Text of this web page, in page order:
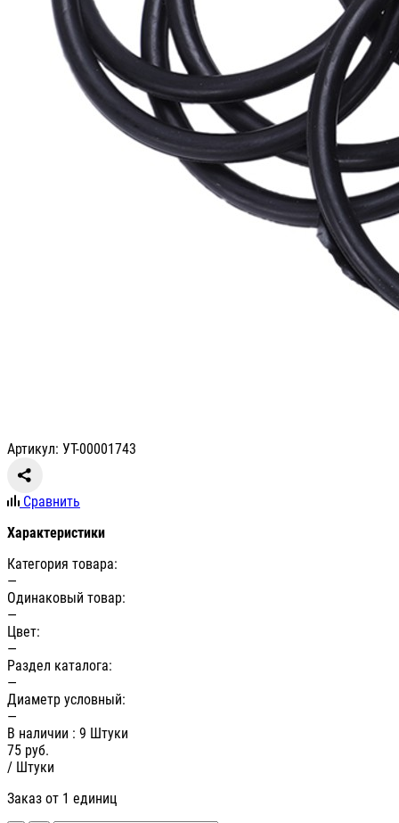
Артикул: УТ-00001743
Сравнить
Характеристики
Категория товара:
—
Одинаковый товар:
—
Цвет:
—
Раздел каталога:
—
Диаметр условный:
—
В наличии : 9 Штуки
75 руб.
/ Штуки
Заказ от 1 единиц